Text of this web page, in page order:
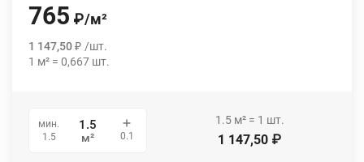
765 ₽/м²
1 147,50₽ /шт.
1 м² = 0,667 шт.
мин.
1.5
м² 0.1
1.5м²= 1 шт.
1 147,50 ₽